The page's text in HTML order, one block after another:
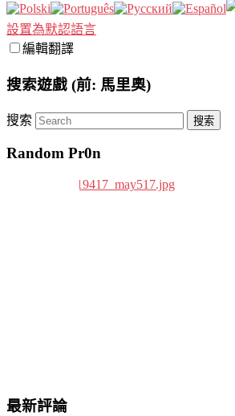
設置為默認語言
編輯翻譯
搜索遊戲 (前: 馬里奧)
搜索
Random Pr0n
最新評論